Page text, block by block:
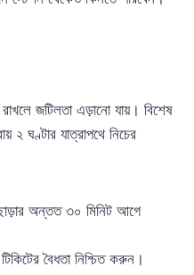
জটিলতা এড়ানো যায়। বিশেষ
২ ঘণ্টার যাত্রাপথে নিচের
অন্তত ৩০ মিনিট আগে
বৈধতা নিশ্চিত করুন।